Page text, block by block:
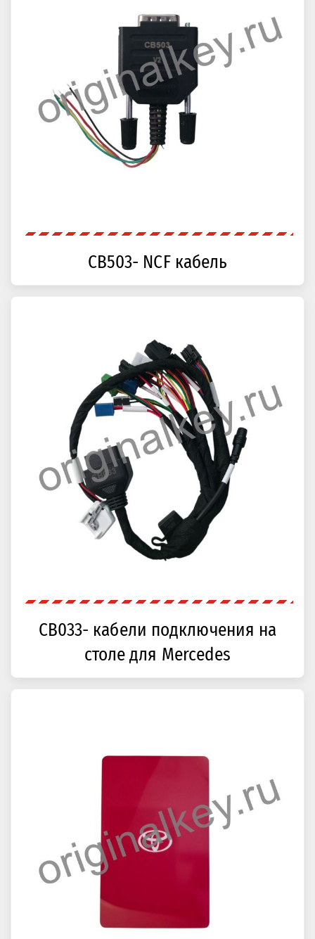
CB503- NCF кабель
CB033- кабели подключения на
столе для Mercedes